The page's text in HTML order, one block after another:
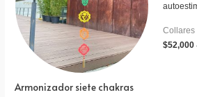
Armonizador siete chakras
Collares
$52,000